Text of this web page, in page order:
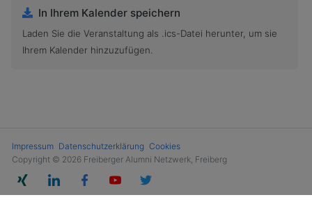
In Ihrem Kalender speichern
Laden Sie die Veranstaltung als .ics-Datei herunter, um sie
Ihrem Kalender hinzuzufügen.
Impressum Datenschutzerklärung Cookies
Copyright © 2026 Freiberger Alumni Netzwerk, Freiberg